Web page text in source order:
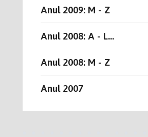
Anul 2009: M - Z
Anul 2008: A - L...
Anul 2008: M - Z
Anul 2007